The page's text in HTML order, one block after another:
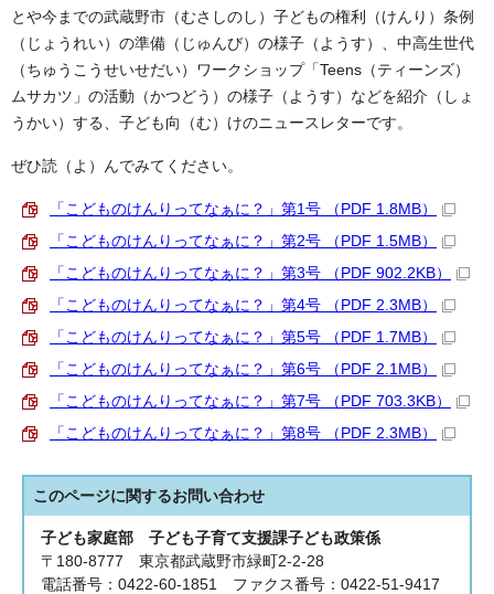
とや今までの武蔵野市（むさしのし）子どもの権利（けんり）条例
（じょうれい）の準備（じゅんび）の様子（ようす）、中高生世代
（ちゅうこうせいせだい）ワークショップ「Teens（ティーンズ）
ムサカツ」の活動（かつどう）の様子（ようす）などを紹介（しょ
うかい）する、子ども向（む）けのニュースレターです。
ぜひ読（よ）んでみてください。
「こどものけんりってなぁに？」第1号 （PDF 1.8MB）
「こどものけんりってなぁに？」第2号 （PDF 1.5MB）
「こどものけんりってなぁに？」第3号 （PDF 902.2KB）
「こどものけんりってなぁに？」第4号 （PDF 2.3MB）
「こどものけんりってなぁに？」第5号 （PDF 1.7MB）
「こどものけんりってなぁに？」第6号 （PDF 2.1MB）
「こどものけんりってなぁに？」第7号 （PDF 703.3KB）
「こどものけんりってなぁに？」第8号 （PDF 2.3MB）
このページに関するお問い合わせ
子ども家庭部 子ども子育て支援課子ども政策係
〒180-8777 東京都武蔵野市緑町2-2-28
電話番号：0422-60-1851 ファクス番号：0422-51-9417